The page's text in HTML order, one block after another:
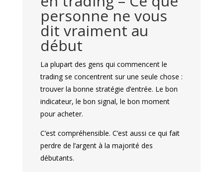
personne ne vous
dit vraiment au
début
La plupart des gens qui commencent le
trading se concentrent sur une seule chose :
trouver la bonne stratégie d’entrée. Le bon
indicateur, le bon signal, le bon moment
pour acheter.
C’est compréhensible. C’est aussi ce qui fait
perdre de l’argent à la majorité des
débutants.